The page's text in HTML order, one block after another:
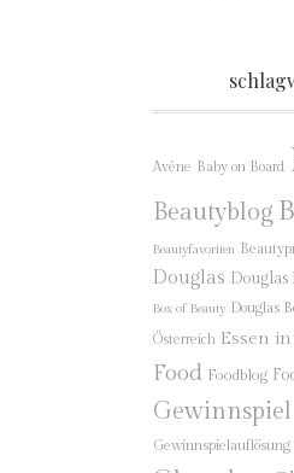
Avène Baby on Board
Beautyblog
Beautyfavoriten
Douglas Douglas
Box of Beauty Douglas
Österreich Essen
Food Foodblog
Gewinnspiel
Gewinnspielauflösung